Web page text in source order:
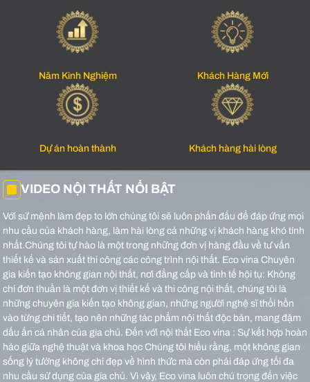
Năm Kinh Nghiệm Khách Hàng Mới
Dự án hoàn thành Khách hàng hài lòng
VIDEO NỘI THẤT NỔI BẬT
Với sứ mệnh làm đẹp to lớn chúng tôi sẽ luôn phấn đấu để đáp ứng mọi
nhu cầu của khách hàng, làm hài lòng cả những vị khách hàng khó tính
nhất.Chúng tôi tự hào là một trong những đơn vị hàng đầu về tư vấn
thiết kế và sản xuất thi công các công trình nội thất. Eco vina Chuyên
gia kiến tạo không gian nội thất, nơi đẳng cấp và tinh tế hội tụ: Không
chỉ đơn thuần là một đơn vị thiết kế và thi công nội thất, chúng tôi là
những chuyên gia kiến tạo không gian, những người nghệ sĩ thổi hồn
vào từng chi tiết, tạo nên những tác phẩm nội thất độc bản, mang đậm
dấu ấn cá nhân của gia chủ. Đến với nội thất Eco vina : Sự kết hợp hoàn
hảo giữa nghệ thuật và khoa học Chúng tôi hiểu rằng, một không gian
sống lý tưởng không chỉ đẹp về hình thức mà còn phải đáp ứng tối đa
nhu cầu sử dụng của gia chủ. Vì vậy, Eco vina luôn chú trọng đến việc